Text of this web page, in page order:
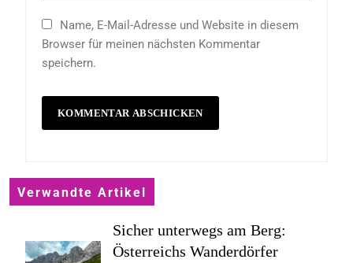
Name, E-Mail-Adresse und Website in diesem
Browser für meinen nächsten Kommentar
speichern.
Verwandte Artikel
Sicher unterwegs am Berg:
Österreichs Wanderdörfer